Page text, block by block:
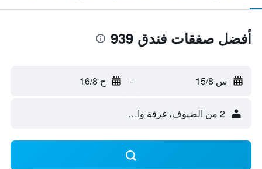
أفضل صفقات فندق 939
س 15/8 - ح 16/8
2 من الضيوف، غرفة واحدة